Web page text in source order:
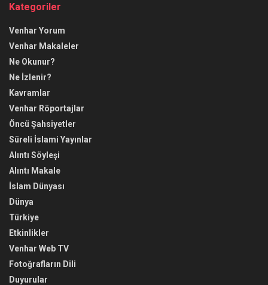
Kategoriler
Venhar Yorum
Venhar Makaleler
Ne Okunur?
Ne İzlenir?
Kavramlar
Venhar Röportajlar
Öncü Şahsiyetler
Süreli İslami Yayınlar
Alıntı Söyleşi
Alıntı Makale
İslam Dünyası
Dünya
Türkiye
Etkinlikler
Venhar Web TV
Fotoğrafların Dili
Duyurular